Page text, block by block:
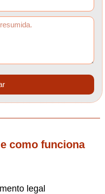
como funciona
legal